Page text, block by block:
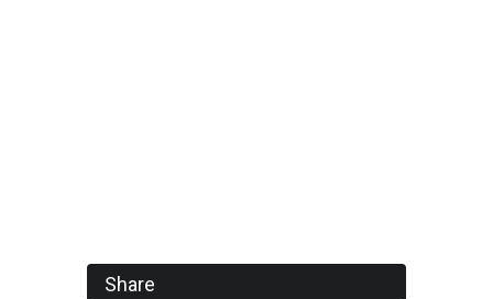
Share